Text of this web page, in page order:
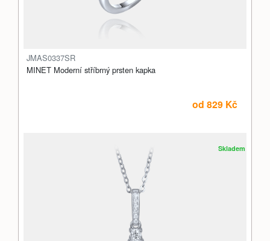
JMAS0337SR
MINET Moderní stříbrný prsten kapka
od 829 Kč
Skladem